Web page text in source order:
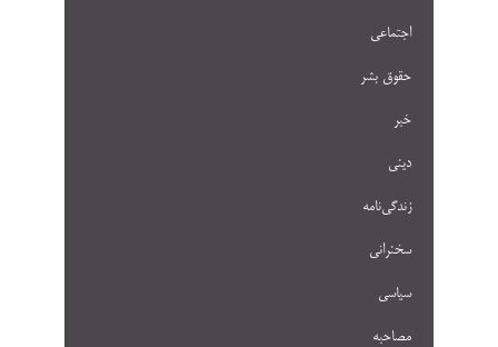
اجتماعی
حقوق بشر
خبر
دینی
زندگی‌نامه
سخنرانی
سیاسی
مصاحبه